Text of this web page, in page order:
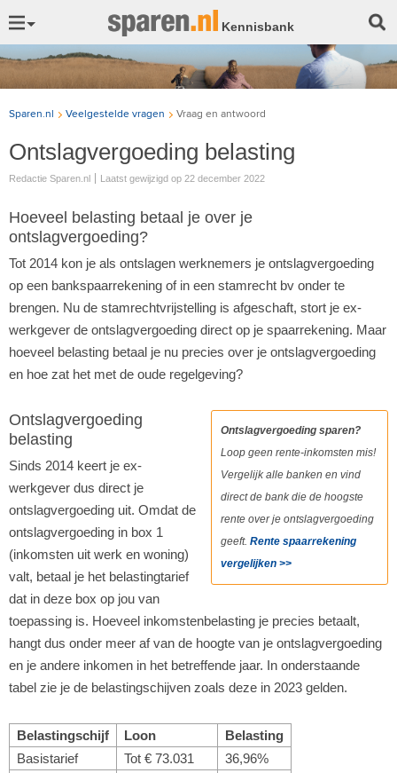
Kennisbank
Sparen.nl Veelgestelde vragen Vraag en antwoord
Ontslagvergoeding belasting
Redactie Sparen.nl Laatst gewijzigd op 22 december 2022
Hoeveel belasting betaal je over je
ontslagvergoeding?
Tot 2014 kon je als ontslagen werknemers je ontslagvergoeding
op een bankspaarrekening of in een stamrecht bv onder te
brengen. Nu de stamrechtvrijstelling is afgeschaft, stort je ex-
werkgever de ontslagvergoeding direct op je spaarrekening. Maar
hoeveel belasting betaal je nu precies over je ontslagvergoeding
en hoe zat het met de oude regelgeving?
Ontslagvergoeding sparen?
Loop geen rente-inkomsten mis!
Vergelijk alle banken en vind
direct de bank die de hoogste
rente over je ontslagvergoeding
geeft. Rente spaarrekening
vergelijken >>
Ontslagvergoeding
belasting
Sinds 2014 keert je ex-
werkgever dus direct je
ontslagvergoeding uit. Omdat de
ontslagvergoeding in box 1
(inkomsten uit werk en woning)
valt, betaal je het belastingtarief
dat in deze box op jou van
toepassing is. Hoeveel inkomstenbelasting je precies betaalt,
hangt dus onder meer af van de hoogte van je ontslagvergoeding
en je andere inkomen in het betreffende jaar. In onderstaande
tabel zie je de belastingschijven zoals deze in 2023 gelden.
Belastingschijf Loon
Belasting
Basistarief
Tot € 73.031
36,96%